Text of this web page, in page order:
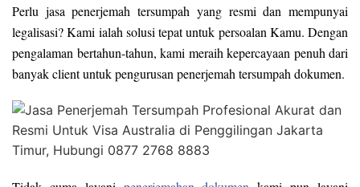
Perlu jasa penerjemah tersumpah yang resmi dan mempunyai
legalisasi? Kami ialah solusi tepat untuk persoalan Kamu. Dengan
pengalaman bertahun-tahun, kami meraih kepercayaan penuh dari
banyak client untuk pengurusan penerjemah tersumpah dokumen.